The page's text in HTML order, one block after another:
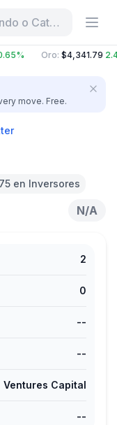
o Categoría
Oro: $4,341.79
move. Free.
en Inversores
N/A
2
0
--
--
Ventures Capital
--